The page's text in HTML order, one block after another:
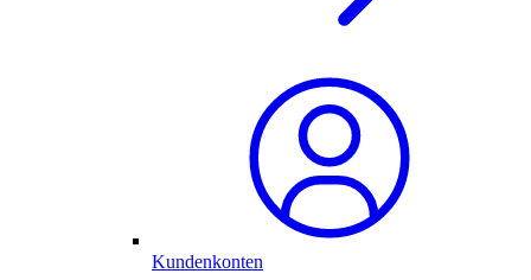
Kundenkonten